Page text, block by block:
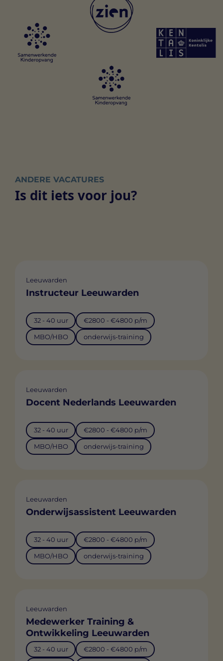
ANDERE VACATURES
Is dit iets voor jou?
Leeuwarden
Instructeur Leeuwarden
32 - 40 uur €2800 - €4800 p/m
MBO/HBO onderwijs-training
Leeuwarden
Docent Nederlands Leeuwarden
32 - 40 uur €2800 - €4800 p/m
MBO/HBO onderwijs-training
Leeuwarden
Onderwijsassistent Leeuwarden
32 - 40 uur €2800 - €4800 p/m
MBO/HBO onderwijs-training
Leeuwarden
Medewerker Training &
Ontwikkeling Leeuwarden
32 - 40 uur €2800 - €4800 p/m